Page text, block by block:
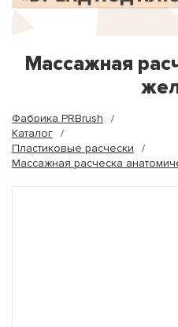
Массажная
Фабрика PRBrush
Каталог
Пластиковые расчески
Массажная расческа